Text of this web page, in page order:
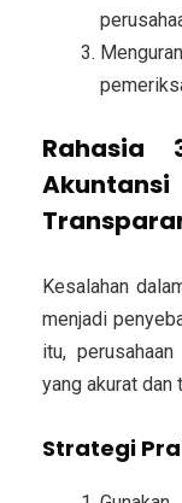
Rahasia
Kesalahan
menjadi
itu,
yang akurat dan
Strategi